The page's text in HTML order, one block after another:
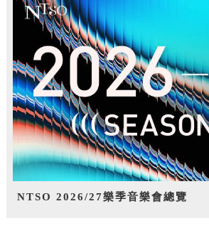
NTSO 2026/27樂季音樂會總覽